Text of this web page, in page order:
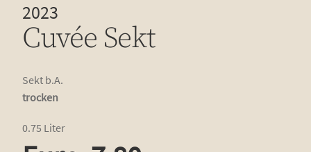
2023
Cuvée Sekt
Sekt b.A.
trocken
0.75 Liter